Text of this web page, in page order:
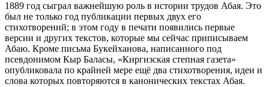
1889 год сыграл важнейшую роль в истории трудов Абая. Это
был не только год публикации первых двух его
стихотворений; в этом году в печати появились первые
версии и других текстов, которые мы сейчас приписываем
Абаю. Кроме письма Букейханова, написанного под
псевдонимом Кыр Баласы, «Киргизская степная газета»
опубликовала по крайней мере ещё два стихотворения, идеи и
слова которых повторяются в канонических текстах Абая.